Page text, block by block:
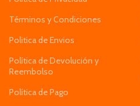
Términos y Condiciones
Politica de Envios
Política de Devolución y
Reembolso
Política de Pago